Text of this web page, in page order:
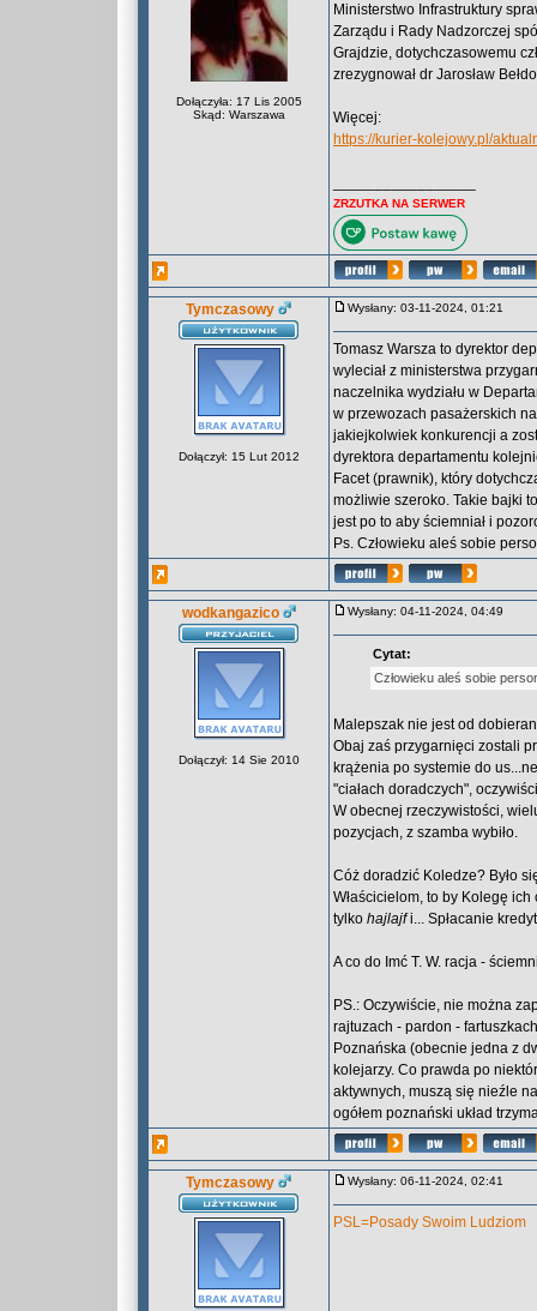
Dołączyła: 17 Lis 2005
Skąd: Warszawa
Ministerstwo Infrastruktury
Zarządu i Rady Nadzorczej
Grajdzie, dotychczasowemu
zrezygnował dr Jarosław
Więcej:
https://kurier-kolejowy.pl/
ZRZUTKA NA SERWER
Tymczasowy
Dołączył: 15 Lut 2012
Wysłany: 03-11-2024, 01:21
Tomasz Warsza to dyrektor
wyleciał z ministerstwa
naczelnika wydziału w
w przewozach pasażerskich
jakiejkolwiek konkurencji a
dyrektora departamentu
Facet (prawnik), który
możliwie szeroko. Takie bajki
jest po to aby ściemniał i
Ps. Człowieku aleś sobie
wodkangazico
Dołączył: 14 Sie 2010
Wysłany: 04-11-2024, 04:49
Cytat:
Człowieku aleś sobie
Malepszak nie jest od
Obaj zaś przygarnięci zostali
krążenia po systemie do
"ciałach doradczych",
W obecnej rzeczywistości,
pozycjach, z szamba wybiło.
Cóż doradzić Koledze? Było
Właścicielom, to by Kolegę
tylko hajlajfi... Spłacanie
A co do Imć T. W. racja -
PS.: Oczywiście, nie można
rajtuzach - pardon -
Poznańska (obecnie jedna z
kolejarzy. Co prawda po
aktywnych, muszą się nieźle
ogółem poznański układ
Tymczasowy Wysłany: 06-11-2024, 02:41
PSL=Posady Swoim Ludziom